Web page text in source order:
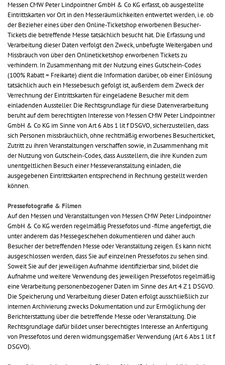
Messen CMW Peter Lindpointner GmbH & Co KG erfasst, ob ausgestellte
Eintrittskarten vor Ort in den Messeräumlichkeiten entwertet werden, i.e. ob
der Bezieher eines über den Online-Ticketshop erworbenen Besucher-
Tickets die betreffende Messe tatsächlich besucht hat. Die Erfassung und
Verarbeitung dieser Daten verfolgt den Zweck, unbefugte Weitergaben und
Missbrauch von über den Onlineticketshop erworbenen Tickets zu
verhindern. In Zusammenhang mit der Nutzung eines Gutschein-Codes
(100% Rabatt = Freikarte) dient die Information darüber, ob einer Einlösung
tatsächlich auch ein Messebesuch gefolgt ist, außerdem dem Zweck der
Verrechnung der Eintrittskarten für eingeladene Besucher mit dem
einladenden Aussteller. Die Rechtsgrundlage für diese Datenverarbeitung
beruht auf dem berechtigten Interesse von Messen CMW Peter Lindpointner
GmbH & Co KG im Sinne von Art 6 Abs 1 lit f DSGVO, sicherzustellen, dass
sich Personen missbräuchlich, ohne rechtmäßig erworbenes Besucherticket,
Zutritt zu ihren Veranstaltungen verschaffen sowie, in Zusammenhang mit
der Nutzung von Gutschein-Codes, dass Ausstellern, die ihre Kunden zum
unentgeltlichen Besuch einer Messeveranstaltung einladen, die
ausgegebenen Eintrittskarten entsprechend in Rechnung gestellt werden
können.
Pressefotografie & Filmen
Auf den Messen und Veranstaltungen von Messen CMW Peter Lindpointner
GmbH & Co KG werden regelmäßig Pressefotos und -filme angefertigt, die
unter anderem das Messegeschehen dokumentieren und daher auch
Besucher der betreffenden Messe oder Veranstaltung zeigen. Es kann nicht
ausgeschlossen werden, dass Sie auf einzelnen Pressefotos zu sehen sind.
Soweit Sie auf der jeweiligen Aufnahme identifizierbar sind, bildet die
Aufnahme und weitere Verwendung des jeweiligen Pressefotos regelmäßig
eine Verarbeitung personenbezogener Daten im Sinne des Art 4 Z 1 DSGVO.
Die Speicherung und Verarbeitung dieser Daten erfolgt ausschließlich zur
internen Archivierung zwecks Dokumentation und zur Ermöglichung der
Berichterstattung über die betreffende Messe oder Veranstaltung. Die
Rechtsgrundlage dafür bildet unser berechtigtes Interesse an Anfertigung
von Pressefotos und deren widmungsgemäßer Verwendung (Art 6 Abs 1 lit f
DSGVO).